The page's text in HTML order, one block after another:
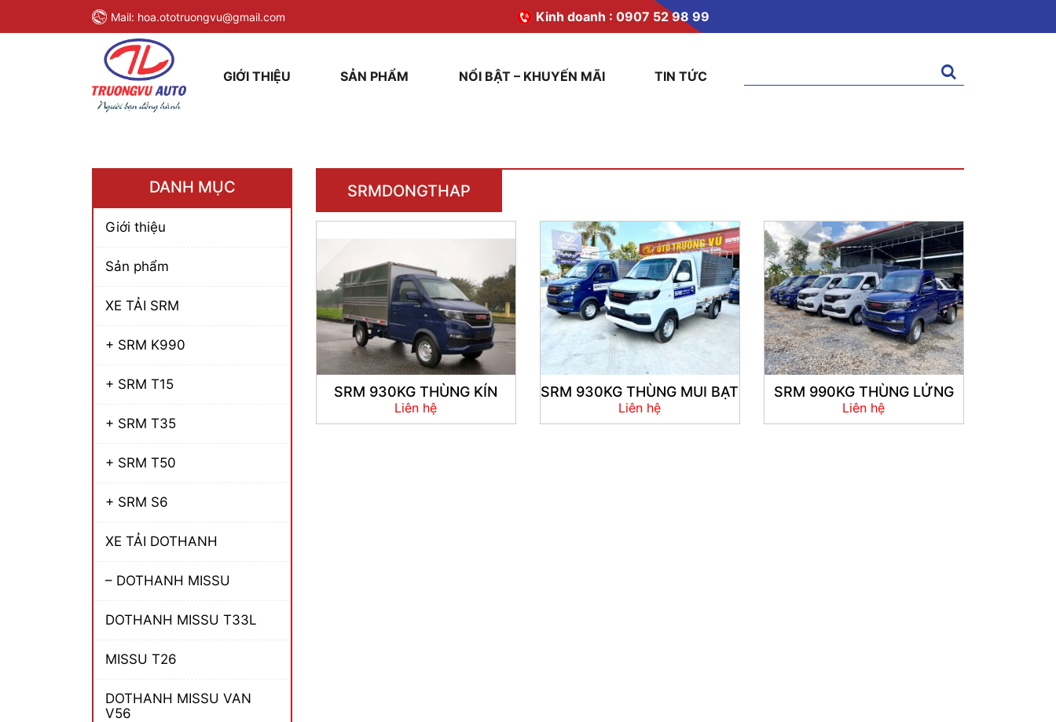
Mail: hoa.ototruongvu@gmail.com Kinh doanh : 0907 52 98 99
GIỚI THIỆU SẢN PHẨM NỔI BẬT – KHUYẾN MÃI TIN TỨC
kiếm:
DANH MỤC
Giới thiệu
Sản phẩm
XE TẢI SRM
+ SRM K990
+ SRM T15
+ SRM T35
+ SRM T50
+ SRM S6
XE TẢI DOTHANH
– DOTHANH MISSU
DOTHANH MISSU T33L
MISSU T26
DOTHANH MISSU VAN
V56
SRMDONGTHAP
SRM 930KG THÙNG KÍN
Liên hệ
SRM 930KG THÙNG MUI BẠT
Liên hệ
SRM 990KG THÙNG LỬNG
Liên hệ